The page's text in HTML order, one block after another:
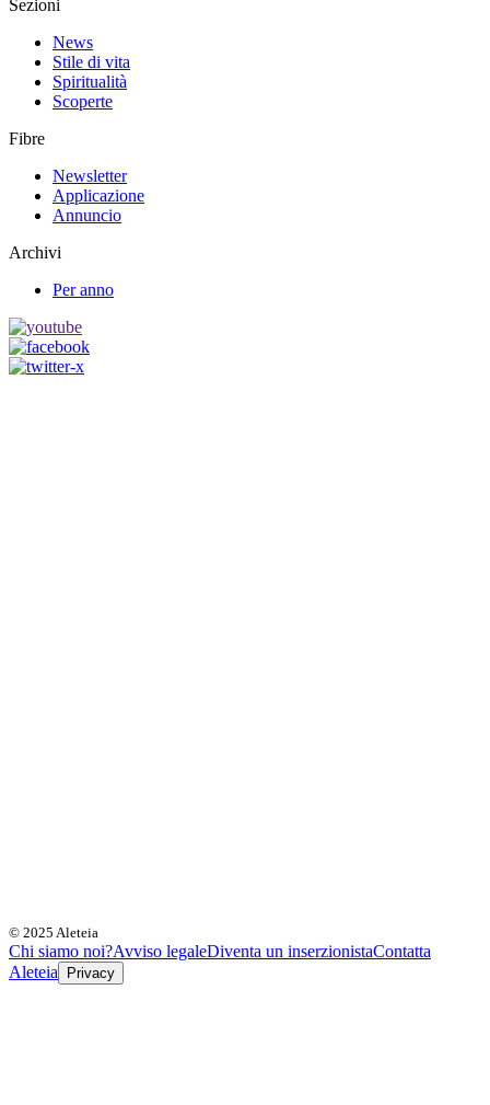
Sezioni
News
Stile di vita
Spiritualità
Scoperte
Fibre
Newsletter
Applicazione
Annuncio
Archivi
Per anno
© 2025 Aleteia
Chi siamo noi?Avviso legaleDiventa un inserzionistaContatta
Aleteia
Privacy